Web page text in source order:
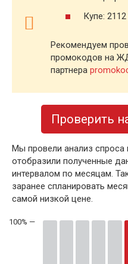
Купе:
Рекомендуем
промокодов на
партнера
Проверить
Мы провели анализ спроса
отобразили полученные
интервалом по месяцам.
заранее спланировать
самой низкой цене.